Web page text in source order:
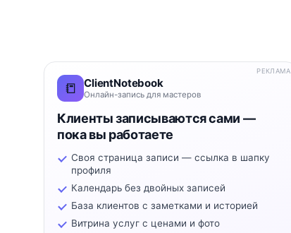
📒 ClientNotebook
Онлайн-запись для мастеров
Клиенты записываются сами —
пока вы работаете
Своя страница записи — ссылка в шапку
профиля
Календарь без двойных записей
База клиентов с заметками и историей
Витрина услуг с ценами и фото
РЕКЛАМА